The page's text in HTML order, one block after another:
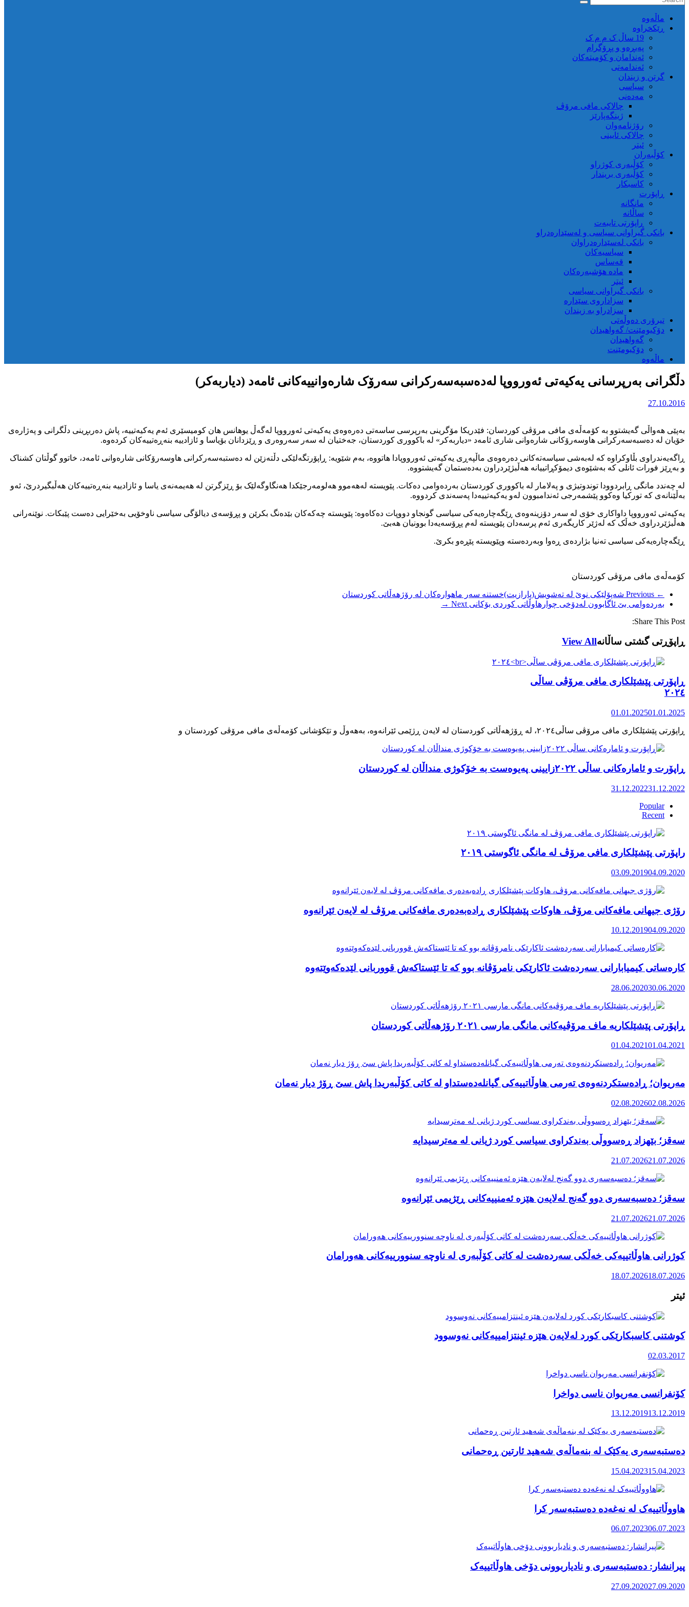
ماڵه‌وه‌
ڕێکخراوە
19 ساڵ ک م م ک
پەیڕەو و پڕۆگرام
ئەندامان و کۆمیتەکان
ئەندامەتی
گرتن و زیندان
سیاسی
مەدەنی
چالاکی مافی مرۆڤ
ژینگەپارێز
رۆژنامەوان
چالاکی ئایینی
ئیتر
کۆڵبەران
کۆڵبەری کوژراو
کؤڵبەری بریندار
کاسبکار
ڕاپۆرت
مانگانە
ساڵانە
ڕاپۆرتی تایبەت
بانکی گیراوانی سیاسی و لەسێدارەدراو
بانکی لەسێدارەدراوان
سیاسیەکان
قەساس
مادە هۆشبەرەکان
ئیتر
بانکی گیراوانی سیاسی
سزاداروی سێدارە
سزادراو بە زیندان
تیرۆری دەوڵەتی
دۆکیومێنت/ گەواهیدان
گەواهیدان
دۆکیومێنت
ماڵەوە
دڵگرانی بەرپرسانی یەکیەتی ئەورووپا لەدەسبەسەرکرانی سەرۆک شارەوانییەکانی ئامەد (دیاربەکر)
27.10.2016
بەپێی هەواڵی گەیشتوو بە کۆمەڵەی مافی مرۆڤی کوردسان: فێدریکا مۆگرینی بەرپرسی ساسەتی دەرەوەی یەکیەتی ئەورووپا لەگەڵ یوهانس هان کومیسێری ئەم یەکیەتییە، پاش دەربڕینی دڵگرانی و پەژارەی
خۆیان لە دەسبەسەرکرانی هاوسەرۆکانی شارەوانی شاری ئامەد «دیاربەکر» لە باکووری کوردستان، جەختیان لە سەر سەروەری و ڕێزدانان بۆیاسا و ئازادییە بنەڕەتییەکان کردەوە.
ڕاگەیەندراوی بڵاوکراوە کە لەبەشی سیاسەتەکانی دەرەوەی ماڵپەڕی یەکیەتی ئەورووپادا هاتووە، بەم شێویە: ڕاپۆرتگەلێکی دڵتەزێن لە دەستبەسەرکرانی هاوسەرۆکانی شارەوانی ئامەد، خاتوو گوڵتان کشناک
و بەڕێز فورات ئانلی کە بەشێوەی دیمۆکڕاتییانە هەڵبژێردراون بەدەستمان گەیشتووە.
لە چەندد مانگی ڕابردوودا توندوتیژی و پەلامار لە باکووری کوردستان بەردەوامی دەکات. پێویستە لەهەموو هەلومەرجێکدا هەنگاوگەلێک بۆ ڕێزگرتن لە هەیمەنەی یاسا و ئازادییە بنەڕەتییەکان هەڵبگیردرێ، ئەو
بەڵێنانەی کە تورکیا وەکوو پێشمەرجی ئەندامبوون لەو یەکیەتییەدا پەسەندی کردووە.
یەکیەتی ئەورووپا داواکاری خۆی لە سەر دۆزینەوەی ڕێگەچارەیەکی سیاسی گونجاو دووپات دەکاەوە: پێویستە چەکەکان بێدەنگ بکرێن و پڕۆسەی دیالۆگی سیاسی ناوخۆیی بەخێرایی دەست پێبکات. نوێنەرانی
هەڵبژێردراوی خەڵک کە لەژێر کاریگەری ئەم پرسەدان پێویستە لەم پڕۆسەیەدا بوونیان هەبێ.
ڕێگەچارەیەکی سیاسی تەنیا بژاردەی ڕەوا وبەردەستە وپێویستە پێڕەو بکرێ.
کۆمەڵەی مافی مرۆڤی کوردستان
← Previous
شەپۆلێکی نوێ لە تەشویش(پارازیت)خستنە سەر ماهوارەکان لە رۆژهەڵاتی کوردستان
بەردەوامی بێ ئاگابوون لەدۆخی چوارهاوڵاتی کوردی بۆکانی Next →
Share This Post:
ڕاپۆڕتی گشتی ساڵانهView All
ڕاپۆرتی پێشێلکاری مافی مرۆڤی ساڵی
٢٠٢٤
01.01.202501.01.2025
ڕاپۆرت و ئامارەکانی ساڵی ٢٠٢٢زایینی پەیوەست بە خۆکوژی منداڵان لە کوردستان
31.12.202231.12.2022
Popular
Recent
راپۆرتی پێشێلكاری مافی مرۆڤ له‌ مانگی ئاگوستی ٢٠١٩
03.09.201904.09.2020
رۆژی جیهانی مافەکانی مرۆڤ، هاوکات پێشێلکاری ڕادەبەدەری مافەکانی مرۆڤ لە لایەن ئێرانەوە
10.12.201904.09.2020
کارەساتی کیمیابارانی سەردەشت ئاکارێکی نامرۆڤانە بوو کە تا ئێستاکەش قووربانی لێدەکەوێتەوە
28.06.202030.06.2020
ڕاپۆرتی پێشێلکاریە ماف مرۆڤیەکانی مانگی مارسی ٢٠٢١ رۆژهەڵاتی کوردستان
01.04.202101.04.2021
مەریوان؛ ڕادەستکردنەوەی تەرمی هاوڵاتییەکی گیانلەدەستداو لە کاتی کۆڵبەریدا پاش سێ ڕۆژ دیار نەمان
02.08.202602.08.2026
سەقز؛ بێهزاد ڕەسووڵی بەندکراوی سیاسی کورد ژیانی لە مەترسیدایە
21.07.202621.07.2026
سەقز؛ دەسبەسەری دوو گەنج لەلایەن هێزە ئەمنییەکانی ڕێژیمی ئێرانەوە
21.07.202621.07.2026
کوژرانی هاوڵاتییەکی خەڵکی سەردەشت لە کاتی کۆڵبەری لە ناوچە سنوورییەکانی هەورامان
18.07.202618.07.2026
ئیتر
کوشتنی کاسبکارێکی کورد لەلایەن هێزە ئینتزامییەکانی نەوسوود
02.03.2017
کۆنفرانسی مەریوان ناسی دواخرا
13.12.201913.12.2019
دەستبەسەری یەکێک لە بنەماڵەی شەهید ئارتین ڕەحمانی
15.04.202315.04.2023
هاووڵاتییەک لە نەغەدە دەستبەسەر کرا
06.07.202306.07.2023
پیرانشار: دەستبەسەری و نادیاربوونی دۆخی هاوڵاتییەک
27.09.202027.09.2020